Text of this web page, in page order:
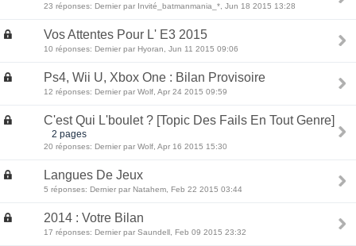
23 réponses: Dernier par Invité_batmanmania_*, Jun 18 2015 13:28
Vos Attentes Pour L' E3 2015
10 réponses: Dernier par Hyoran, Jun 11 2015 09:06
Ps4, Wii U, Xbox One : Bilan Provisoire
12 réponses: Dernier par Wolf, Apr 24 2015 09:59
C'est Qui L'boulet ? [Topic Des Fails En Tout Genre]
2 pages
20 réponses: Dernier par Wolf, Apr 16 2015 15:30
Langues De Jeux
5 réponses: Dernier par Natahem, Feb 22 2015 03:44
2014 : Votre Bilan
17 réponses: Dernier par Saundell, Feb 09 2015 23:32